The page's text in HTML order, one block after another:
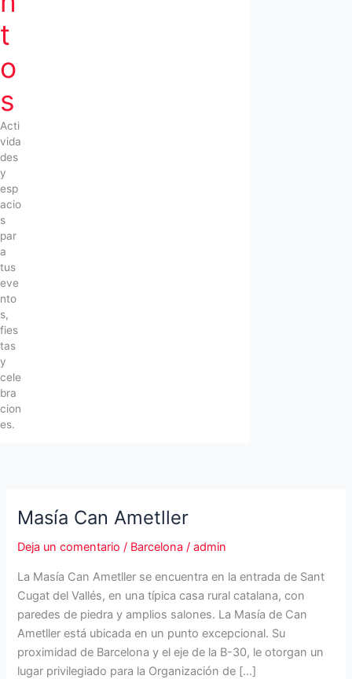
t
o
s
Acti
vida
des
y
esp
acio
s
par
a
tus
eve
nto
s,
fies
tas
y
cele
bra
cion
es.
Masía Can Ametller
Deja un comentario / Barcelona /admin
La Masía Can Ametller se encuentra en la entrada de Sant
Cugat del Vallés, en una típica casa rural catalana, con
paredes de piedra y amplios salones. La Masía de Can
Ametller está ubicada en un punto excepcional. Su
proximidad de Barcelona y el eje de la B-30, le otorgan un
lugar privilegiado para la Organización de […]